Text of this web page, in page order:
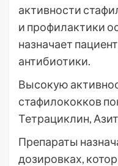
активности
и профилактики
назначает
антибиотики.
Высокую
стафилококков
Тетрациклин,
Препараты
дозировках,